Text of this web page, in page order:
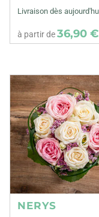
Livraison dès
à partir de36,90 €
NERYS